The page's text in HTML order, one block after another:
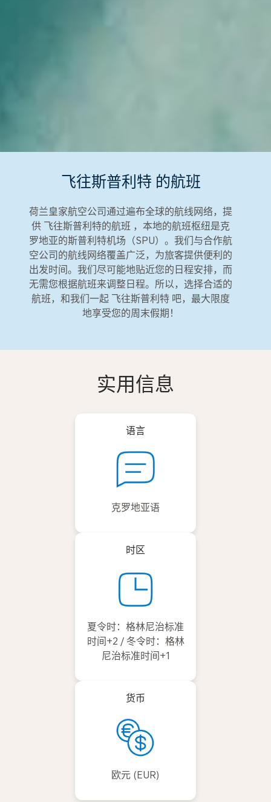
飞往斯普利特 的航班
荷兰皇家航空公司通过遍布全球的航线网络，提
供 飞往斯普利特的航班 ，本地的航班枢纽是克
罗地亚的斯普利特机场（SPU）。我们与合作航
空公司的航线网络覆盖广泛，为旅客提供便利的
出发时间。我们尽可能地贴近您的日程安排，而
无需您根据航班来调整日程。所以，选择合适的
航班，和我们一起 飞往斯普利特 吧，最大限度
地享受您的周末假期！
实用信息
语言
克罗地亚语
时区
夏令时：格林尼治标准
时间+2 / 冬令时：格林
尼治标准时间+1
货币
欧元 (EUR)